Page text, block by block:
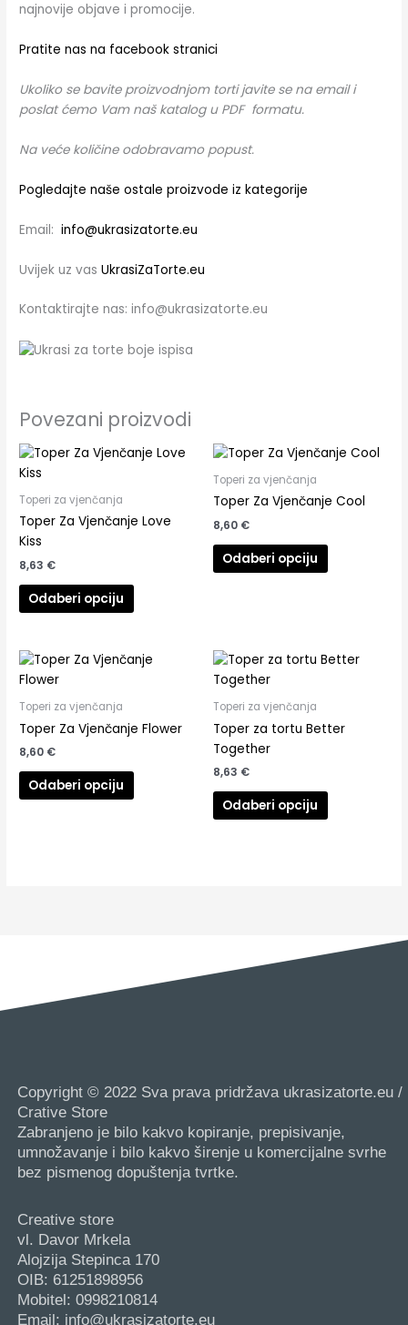
najnovije objave i promocije.
Pratite nas na facebook stranici
Ukoliko se bavite proizvodnjom torti javite se na email i
poslat ćemo Vam naš katalog u PDF formatu.
Na veće količine odobravamo popust.
Pogledajte naše ostale proizvode iz kategorije
Email:info@ukrasizatorte.eu
Uvijek uz vasUkrasiZaTorte.eu
Kontaktirajte nas: info@ukrasizatorte.eu
Povezani proizvodi
Toperi za vjenčanja
Toper Za Vjenčanje Love
Kiss
8,63 €
Odaberi opciju
Toperi za vjenčanja
Toper Za Vjenčanje Cool
8,60 €
Odaberi opciju
Toperi za vjenčanja
Toper Za Vjenčanje Flower
8,60 €
Odaberi opciju
Toperi za vjenčanja
Toper za tortu Better
Together
8,63 €
Odaberi opciju
Copyright © 2022 Sva prava pridržava ukrasizatorte.eu /
Crative Store
Zabranjeno je bilo kakvo kopiranje, prepisivanje,
umnožavanje i bilo kakvo širenje u komercijalne svrhe
bez pismenog dopuštenja tvrtke.
Creative store
vl. Davor Mrkela
Alojzija Stepinca 170
OIB: 61251898956
Mobitel: 0998210814
Email: info@ukrasizatorte.eu